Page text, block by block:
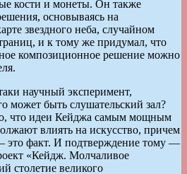
кости и монеты. Он также
основываясь на
звездного неба, случайном
и к тому же придумал, что
композиционное решение можно
научный эксперимент,
может быть слушательский зал?
что идеи Кейджа самым мощным
влиять на искусство, причем
это факт. И подтверждение тому —
«Кейдж. Молчаливое
столетие великого